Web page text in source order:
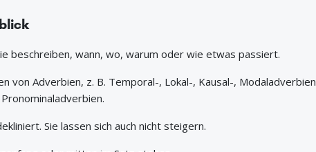
beschreiben, wann, wo, warum oder wie etwas passiert.
von Adverbien, z. B. Temporal-, Lokal-, Kausal-, Modaladverbien
Sie lassen sich auch nicht steigern.